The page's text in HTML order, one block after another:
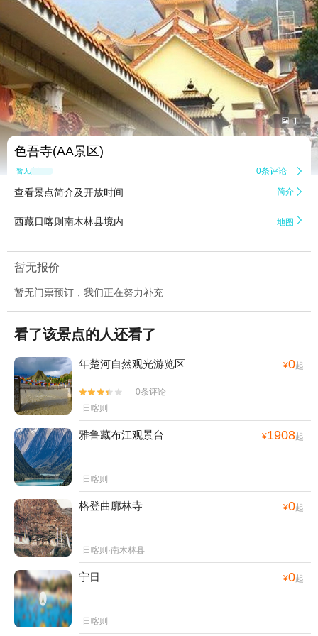
 1
色吾寺(AA景区)
暂无点评 0条评论 
查看景点简介及开放时间 简介 
西藏日喀则南木林县境内 地图 
暂无报价
暂无门票预订，我们正在努力补充
看了该景点的人还看了
年楚河自然观光游览区 ¥0起


0条评论
日喀则
雅鲁藏布江观景台 ¥1908起
日喀则
格登曲廓林寺 ¥0起
日喀则·南木林县
宁日 ¥0起
日喀则